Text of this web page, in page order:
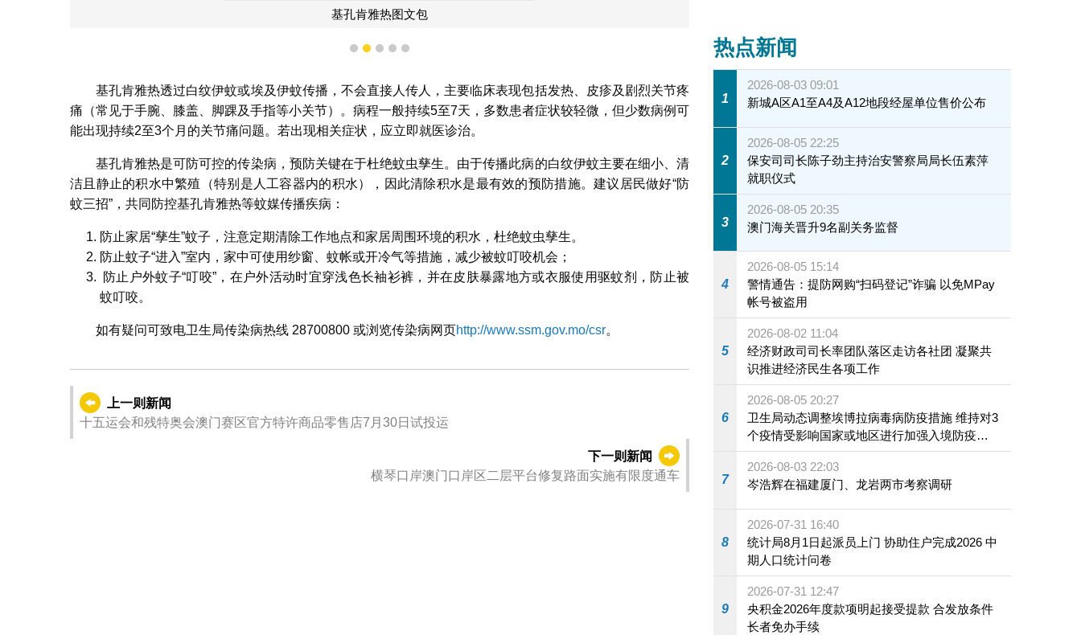
基孔肯雅热图文包
1 2 3 4 5
基孔肯雅热透过白纹伊蚊或埃及伊蚊传播，不会直接人传人，主要临床表现包括发热、皮疹及剧烈关节疼
痛（常见于手腕、膝盖、脚踝及手指等小关节）。病程一般持续5至7天，多数患者症状较轻微，但少数病例可
能出现持续2至3个月的关节痛问题。若出现相关症状，应立即就医诊治。
基孔肯雅热是可防可控的传染病，预防关键在于杜绝蚊虫孳生。由于传播此病的白纹伊蚊主要在细小、清
洁且静止的积水中繁殖（特别是人工容器内的积水），因此清除积水是最有效的预防措施。建议居民做好“防
蚊三招”，共同防控基孔肯雅热等蚊媒传播疾病：
防止家居“孳生”蚊子，注意定期清除工作地点和家居周围环境的积水，杜绝蚊虫孳生。
防止蚊子“进入”室内，家中可使用纱窗、蚊帐或开冷气等措施，减少被蚊叮咬机会；
防止户外蚊子“叮咬”，在户外活动时宜穿浅色长袖衫裤，并在皮肤暴露地方或衣服使用驱蚊剂，防止被
蚊叮咬。
如有疑问可致电卫生局传染病热线 28700800 或浏览传染病网页 http://www.ssm.gov.mo/csr。
上一则新闻
十五运会和残特奥会澳门赛区官方特许商品零售店7月30日试投运
下一则新闻
横琴口岸澳门口岸区二层平台修复路面实施有限度通车
热点新闻
1
2026-08-03 09:01
新城A区A1至A4及A12地段经屋单位售价公布
2
2026-08-05 22:25
保安司司长陈子劲主持治安警察局局长伍素萍
就职仪式
3
2026-08-05 20:35
澳门海关晋升9名副关务监督
4
2026-08-05 15:14
警情通告：提防网购“扫码登记”诈骗 以免MPay
帐号被盗用
5
2026-08-02 11:04
经济财政司司长率团队落区走访各社团 凝聚共
识推进经济民生各项工作
6
2026-08-05 20:27
卫生局动态调整埃博拉病毒病防疫措施 维持对3
个疫情受影响国家或地区进行加强入境防疫措
施
7
2026-08-03 22:03
岑浩辉在福建厦门、龙岩两市考察调研
8
2026-07-31 16:40
统计局8月1日起派员上门 协助住户完成2026 中
期人口统计问卷
9
2026-07-31 12:47
央积金2026年度款项明起接受提款 合发放条件
长者免办手续